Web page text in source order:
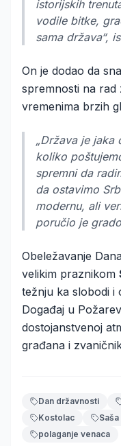
istorijskih
vodile bitke,
sama država“,
On je dodao da
spremnosti na
vremenima brzih
„Država je
koliko
spremni da
da ostavimo
modernu, ali
poručio je
Obeležavanje
velikim praznikom
težnju ka slobodi i
Događaj u
dostojanstvenoj
građana i
Dan državnosti
Kostolac
polaganje venaca